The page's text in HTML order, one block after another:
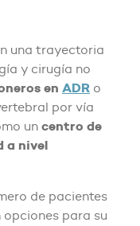
una trayectoria
y cirugía no
en ADR o
por vía
un centro de
a nivel
de pacientes
para su